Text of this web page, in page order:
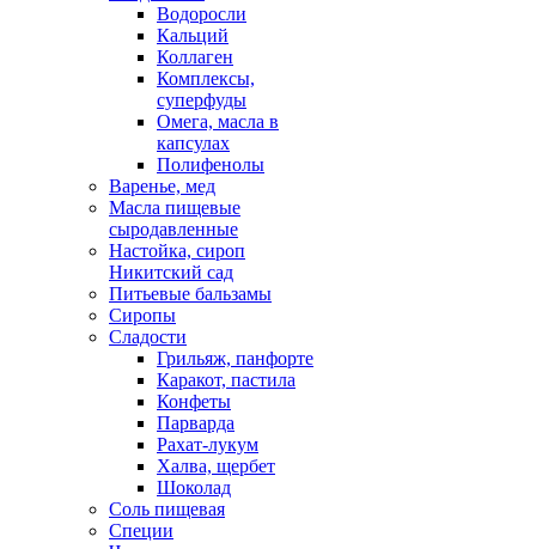
Водоросли
Кальций
Коллаген
Комплексы,
суперфуды
Омега, масла в
капсулах
Полифенолы
Варенье, мед
Масла пищевые
сыродавленные
Настойка, сироп
Никитский сад
Питьевые бальзамы
Сиропы
Сладости
Грильяж, панфорте
Каракот, пастила
Конфеты
Парварда
Рахат-лукум
Халва, щербет
Шоколад
Соль пищевая
Специи